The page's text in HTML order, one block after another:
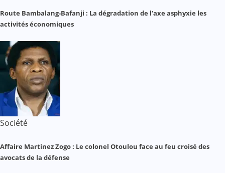
Route Bambalang-Bafanji : La dégradation de l’axe asphyxie les
activités économiques
Société
Affaire Martinez Zogo : Le colonel Otoulou face au feu croisé des
avocats de la défense